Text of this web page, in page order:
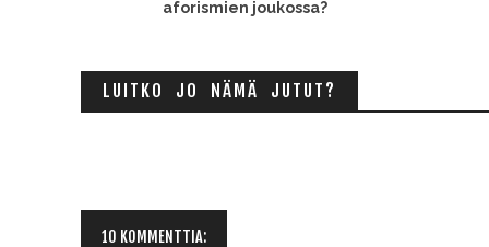
aforismien joukossa?
LUITKO JO NÄMÄ JUTUT?
10 KOMMENTTIA: